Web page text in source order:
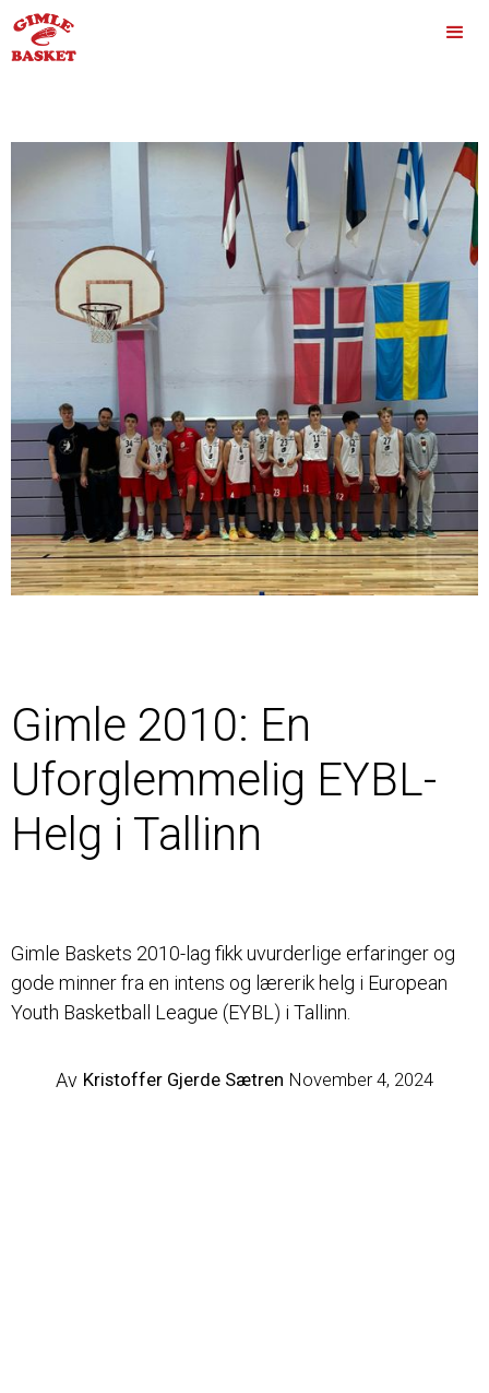
Gimle 2010: En
Uforglemmelig EYBL-
Helg i Tallinn
Gimle Baskets 2010-lag fikk uvurderlige erfaringer og
gode minner fra en intens og lærerik helg i European
Youth Basketball League (EYBL) i Tallinn.
Av Kristoffer Gjerde Sætren November 4, 2024